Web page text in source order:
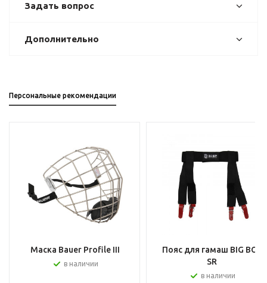
Задать вопрос
Дополнительно
Персональные рекомендации
Маска Bauer Profile III
в наличии
Пояс для гамаш BIG BOY
SR
в наличии